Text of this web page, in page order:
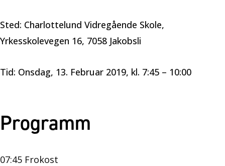
Sted: Charlottelund Vidregående Skole,
Yrkesskolevegen 16, 7058 Jakobsli
Tid: Onsdag, 13. Februar 2019, kl. 7:45 – 10:00
Programm
07:45 Frokost